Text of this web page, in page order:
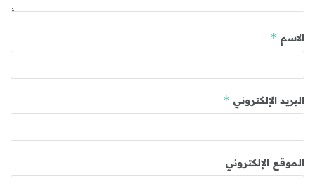
الاسم *
البريد الإلكتروني *
الموقع الإلكتروني